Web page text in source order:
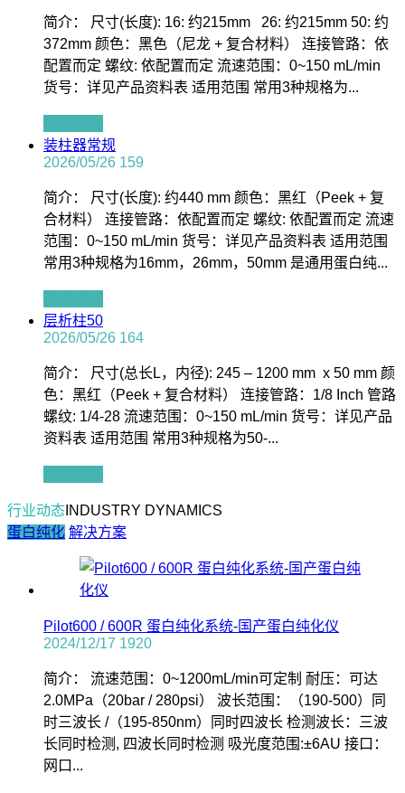
简介： 尺寸(长度): 16: 约215mm 26: 约215mm 50: 约
372mm 颜色：黑色（尼龙 + 复合材料） 连接管路：依
配置而定 螺纹: 依配置而定 流速范围：0~150 mL/min
货号：详见产品资料表 适用范围 常用3种规格为...
装柱器常规
2026/05/26 159
简介： 尺寸(长度): 约440 mm 颜色：黑红（Peek + 复
合材料） 连接管路：依配置而定 螺纹: 依配置而定 流速
范围：0~150 mL/min 货号：详见产品资料表 适用范围
常用3种规格为16mm，26mm，50mm 是通用蛋白纯...
层析柱50
2026/05/26 164
简介： 尺寸(总长L，内径): 245 – 1200 mm x 50 mm 颜
色：黑红（Peek + 复合材料） 连接管路：1/8 Inch 管路
螺纹: 1/4-28 流速范围：0~150 mL/min 货号：详见产品
资料表 适用范围 常用3种规格为50-...
行业动态 INDUSTRY DYNAMICS
蛋白纯化 解决方案
Pilot600 / 600R 蛋白纯化系统-国产蛋白纯化仪
2024/12/17 1920
简介： 流速范围：0~1200mL/min可定制 耐压：可达
2.0MPa（20bar / 280psi） 波长范围：（190-500）同
时三波长 /（195-850nm）同时四波长 检测波长：三波
长同时检测, 四波长同时检测 吸光度范围:±6AU 接口：
网口...